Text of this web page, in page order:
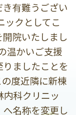
有難うござい
ックとしてこ
院いたしまし
温かいご支援
ましたことを
度近隣に新棟
科クリニッ
名称を変更し